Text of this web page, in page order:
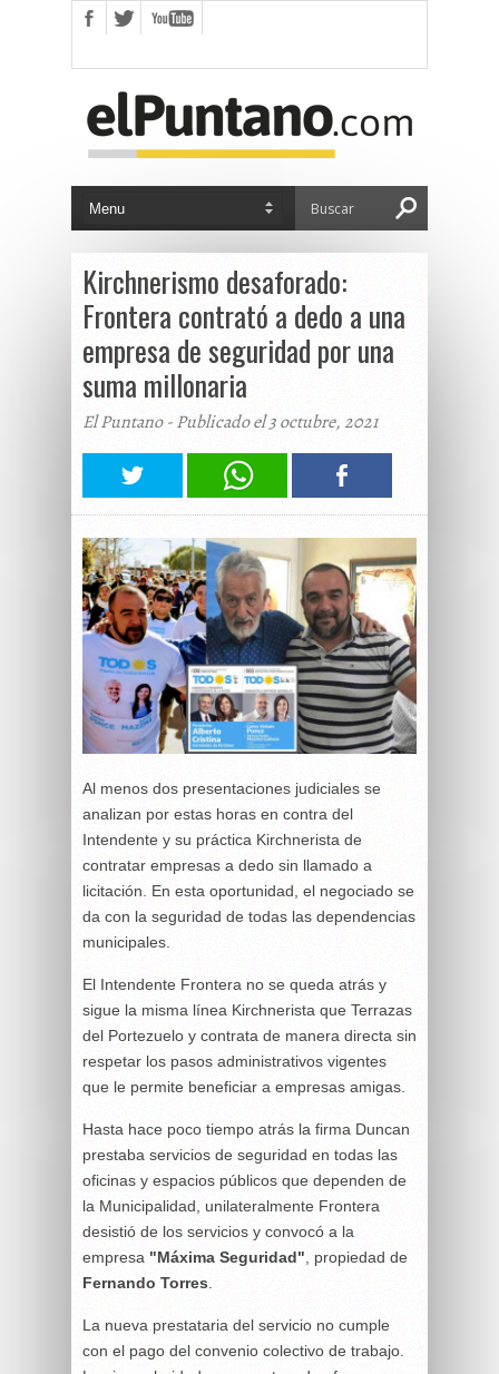
Kirchnerismo desaforado:
Frontera contrató a dedo a una
empresa de seguridad por una
suma millonaria
El Puntano - Publicado el 3 octubre, 2021
Al menos dos presentaciones judiciales se
analizan por estas horas en contra del
Intendente y su práctica Kirchnerista de
contratar empresas a dedo sin llamado a
licitación. En esta oportunidad, el negociado se
da con la seguridad de todas las dependencias
municipales.
El Intendente Frontera no se queda atrás y
sigue la misma línea Kirchnerista que Terrazas
del Portezuelo y contrata de manera directa sin
respetar los pasos administrativos vigentes
que le permite beneficiar a empresas amigas.
Hasta hace poco tiempo atrás la firma Duncan
prestaba servicios de seguridad en todas las
oficinas y espacios públicos que dependen de
la Municipalidad, unilateralmente Frontera
desistió de los servicios y convocó a la
empresa "Máxima Seguridad" , propiedad de
Fernando Torres
La nueva prestataria del servicio no cumple
con el pago del convenio colectivo de trabajo.